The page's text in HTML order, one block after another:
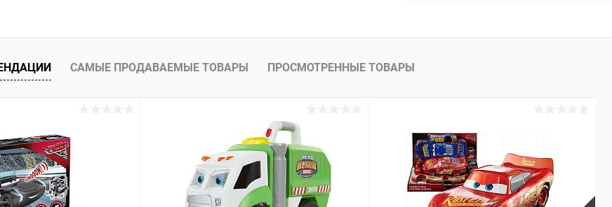
Сравнение
Недоступно
САМЫЕ ПРОДАВАЕМЫЕ ТОВАРЫ ПРОСМОТРЕННЫЕ ТОВАРЫ